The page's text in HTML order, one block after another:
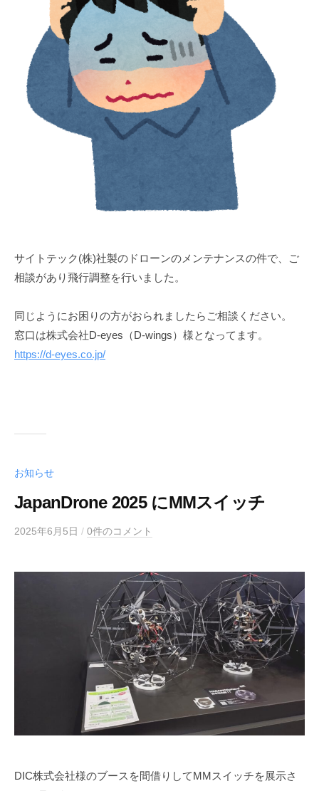
サイトテック(株)社製のドローンのメンテナンスの件で、ご
相談があり飛行調整を行いました。
同じようにお困りの方がおられましたらご相談ください。
窓口は株式会社D-eyes（D-wings）様となってます。
https://d-eyes.co.jp/
お知らせ
JapanDrone 2025 にMMスイッチ
2025年6月5日 / 0件のコメント
DIC株式会社様のブースを間借りしてMMスイッチを展示さ